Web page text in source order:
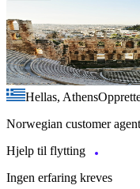
Hellas, Athens
Norwegian customer
Hjelp til flytting
Ingen erfaring kreves